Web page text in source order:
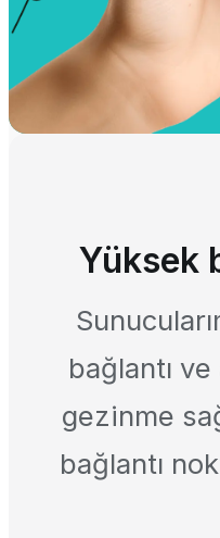
Yüksek
bağlantı ve
gezinme
bağlantı